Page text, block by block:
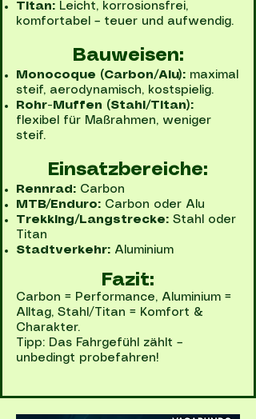
Titan: Leicht, korrosionsfrei,
komfortabel – teuer und aufwendig.
Bauweisen:
Monocoque (Carbon/Alu): maximal
steif, aerodynamisch, kostspielig.
Rohr-Muffen (Stahl/Titan):
flexibel für Maßrahmen, weniger
steif.
Einsatzbereiche:
Rennrad: Carbon
MTB/Enduro: Carbon oder Alu
Trekking/Langstrecke: Stahl oder
Titan
Stadtverkehr: Aluminium
Fazit:
Carbon = Performance, Aluminium =
Alltag, Stahl/Titan = Komfort &
Charakter.
Tipp: Das Fahrgefühl zählt –
unbedingt probefahren!